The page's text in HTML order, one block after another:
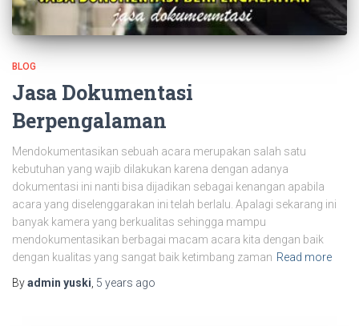
BLOG
Jasa Dokumentasi
Berpengalaman
Mendokumentasikan sebuah acara merupakan salah satu
kebutuhan yang wajib dilakukan karena dengan adanya
dokumentasi ini nanti bisa dijadikan sebagai kenangan apabila
acara yang diselenggarakan ini telah berlalu. Apalagi sekarang ini
banyak kamera yang berkualitas sehingga mampu
mendokumentasikan berbagai macam acara kita dengan baik
dengan kualitas yang sangat baik ketimbang zaman Read more
Byadmin yuski 5 years ago